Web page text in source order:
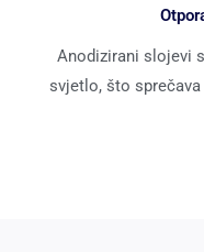
Anodizirani slojevi
svjetlo, što